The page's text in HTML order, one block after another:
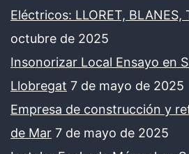
Eléctricos: LLORET, BLANES,
octubre de 2025
Insonorizar Local Ensayo en
Llobregat 7 de mayo de 2025
Empresa de construcción y
de Mar 7 de mayo de 2025